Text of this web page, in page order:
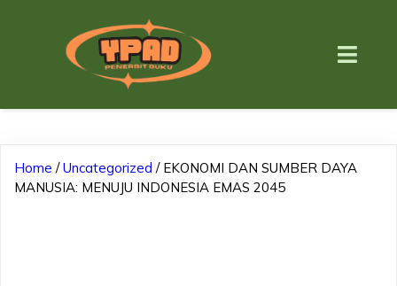
Home /Uncategorized / EKONOMI DAN SUMBER DAYA
MANUSIA: MENUJU INDONESIA EMAS 2045